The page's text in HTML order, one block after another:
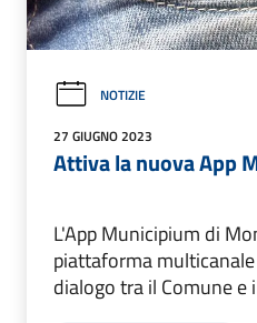
NOTIZIE
27 GIUGNO 2023
Attiva la nuova App
L'App Municipium di
piattaforma
dialogo tra il Comune e